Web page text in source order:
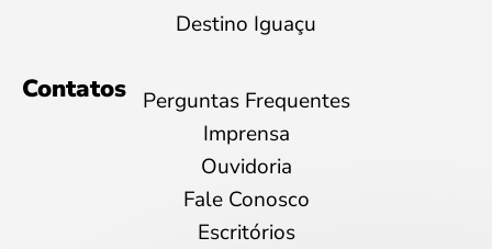
Destino Iguaçu
Contatos
Perguntas Frequentes
Imprensa
Ouvidoria
Fale Conosco
Escritórios